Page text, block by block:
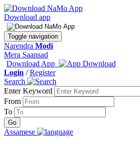
Download app
Toggle navigation
Narendra Modi
Mera Saansad
Download App
Login /Register
Search
Enter Keyword
From
To
Assamese